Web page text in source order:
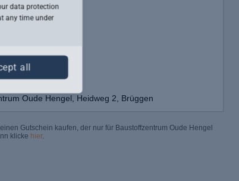
Oude Hengel, Heidweg 2, Brüggen
Gutschein kaufen, der nur für Baustoffzentrum Oude Hengel
klicke hier.
data protection
any time under
all